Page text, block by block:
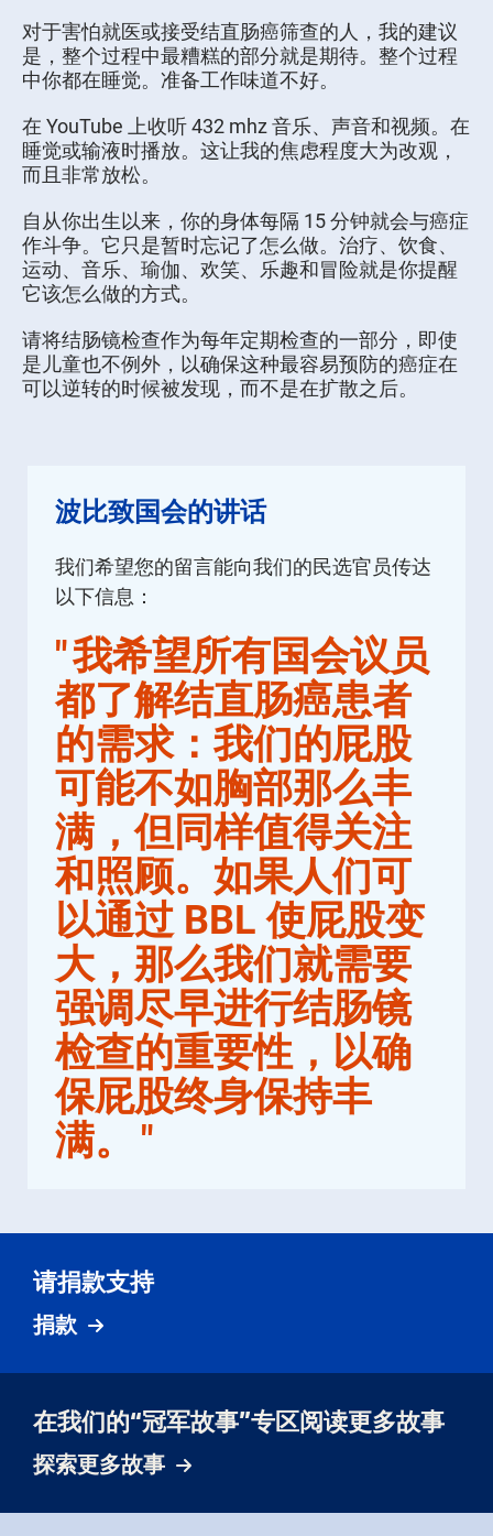
对于害怕就医或接受结直肠癌筛查的人，我的建议
是，整个过程中最糟糕的部分就是期待。整个过程
中你都在睡觉。准备工作味道不好。
在 YouTube 上收听 432 mhz 音乐、声音和视频。在
睡觉或输液时播放。这让我的焦虑程度大为改观，
而且非常放松。
自从你出生以来，你的身体每隔 15 分钟就会与癌症
作斗争。它只是暂时忘记了怎么做。治疗、饮食、
运动、音乐、瑜伽、欢笑、乐趣和冒险就是你提醒
它该怎么做的方式。
请将结肠镜检查作为每年定期检查的一部分，即使
是儿童也不例外，以确保这种最容易预防的癌症在
可以逆转的时候被发现，而不是在扩散之后。
波比致国会的讲话
我们希望您的留言能向我们的民选官员传达
以下信息：
"我希望所有国会议员
都了解结直肠癌患者
的需求：我们的屁股
可能不如胸部那么丰
满，但同样值得关注
和照顾。如果人们可
以通过 BBL 使屁股变
大，那么我们就需要
强调尽早进行结肠镜
检查的重要性，以确
保屁股终身保持丰
满。
"
请捐款支持
捐款
在我们的“冠军故事”专区阅读更多故事
探索更多故事